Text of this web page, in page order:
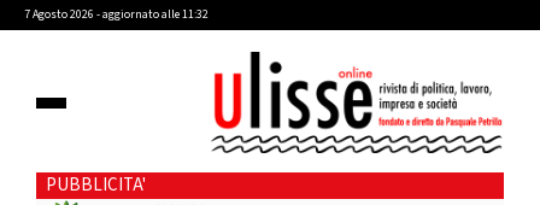
7 Agosto 2026 - aggiornato alle 11:32
PUBBLICITA'